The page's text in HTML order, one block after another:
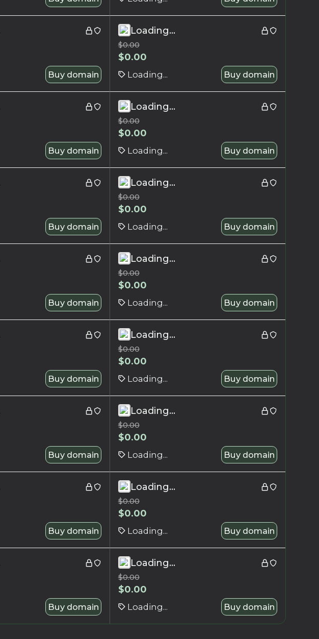
Buy domain
Loading...
$0.00
$0.00
Loading... Buy domain
Buy domain
Loading...
$0.00
$0.00
Loading... Buy domain
Buy domain
Loading...
$0.00
$0.00
Loading... Buy domain
Buy domain
Loading...
$0.00
$0.00
Loading... Buy domain
Buy domain
Loading...
$0.00
$0.00
Loading... Buy domain
Buy domain
Loading...
$0.00
$0.00
Loading... Buy domain
Buy domain
Loading...
$0.00
$0.00
Loading... Buy domain
Buy domain
Loading...
$0.00
$0.00
Loading... Buy domain